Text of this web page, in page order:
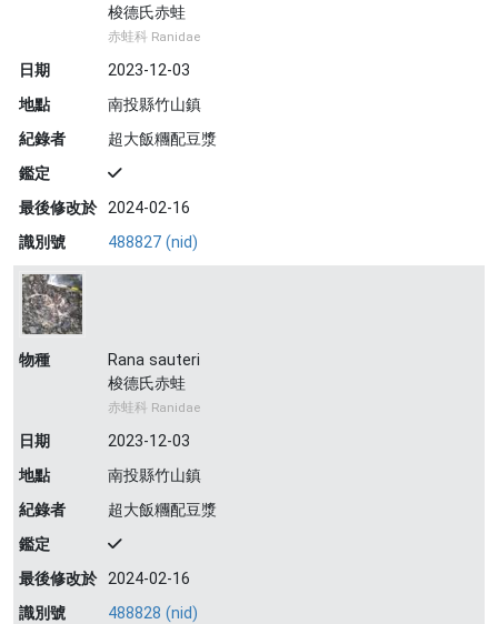
梭德氏赤蛙
赤蛙科 Ranidae
日期
2023-12-03
地點
南投縣竹山鎮
紀錄者
超大飯糰配豆漿
鑑定
最後修改於 2024-02-16
識別號
488827 (nid)
物種
Rana sauteri
梭德氏赤蛙
赤蛙科 Ranidae
日期
2023-12-03
地點
南投縣竹山鎮
紀錄者
超大飯糰配豆漿
鑑定
最後修改於 2024-02-16
識別號
488828 (nid)